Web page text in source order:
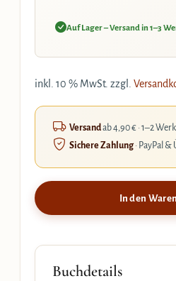
Auf Lager – Versand in 1–3
inkl. 10 % MwSt. zzgl.
Versandab 4,90 € · 1–2
Sichere Zahlung· PayPal
In den
Buchdetails